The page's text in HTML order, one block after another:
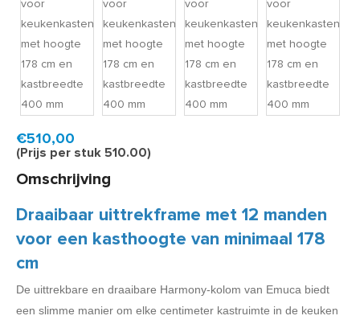
Binnen 5 tot 10 werkdagen geleverd
€510,00
(Prijs per stuk 510.00)
Omschrijving
Draaibaar uittrekframe met 12 manden
voor een kasthoogte van minimaal 178
cm
De uittrekbare en draaibare Harmony-kolom van Emuca biedt
een slimme manier om elke centimeter kastruimte in de keuken